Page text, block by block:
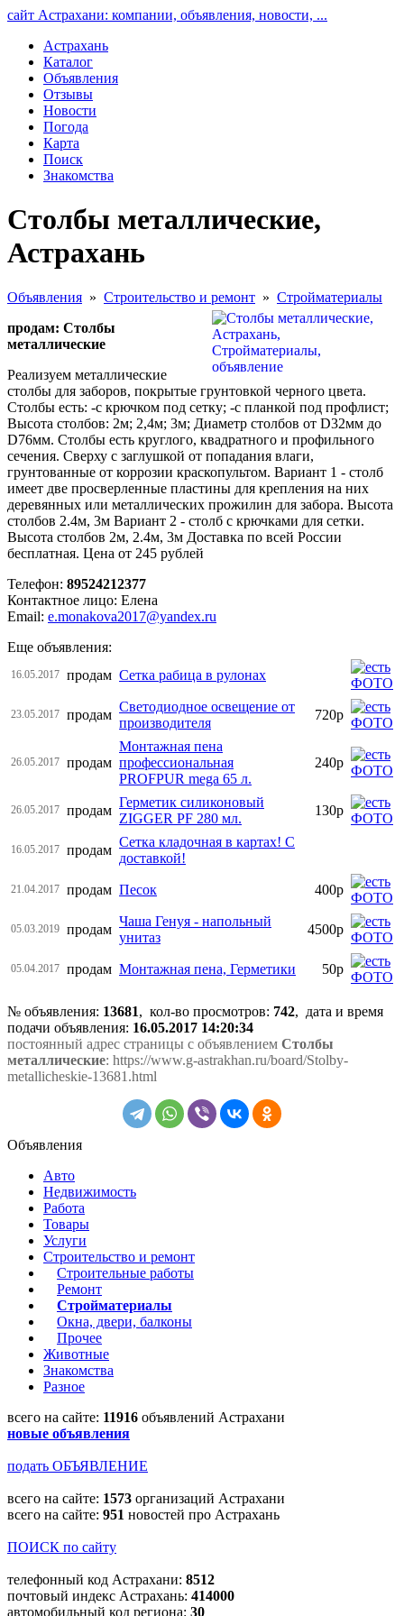
сайт Астрахани: компании, объявления, новости, ...
Астрахань
Каталог
Объявления
Отзывы
Новости
Погода
Карта
Поиск
Знакомства
Столбы металлические,
Астрахань
Объявления » Строительство и ремонт » Стройматериалы
продам: Столбы
металлические
Реализуем металлические
столбы для заборов, покрытые грунтовкой черного цвета.
Столбы есть: -с крючком под сетку; -с планкой под профлист;
Высота столбов: 2м; 2,4м; 3м; Диаметр столбов от D32мм до
D76мм. Столбы есть круглого, квадратного и профильного
сечения. Сверху с заглушкой от попадания влаги,
грунтованные от коррозии краскопультом. Вариант 1 - столб
имеет две просверленные пластины для крепления на них
деревянных или металлических прожилин для забора. Высота
столбов 2.4м, 3м Вариант 2 - столб с крючками для сетки.
Высота столбов 2м, 2.4м, 3м Доставка по всей России
бесплатная. Цена от 245 рублей
Телефон: 89524212377
Контактное лицо: Елена
Email: e.monakova2017@yandex.ru
Еще объявления:
16.05.2017 продам Сетка рабица в рулонах
23.05.2017 продам
Светодиодное освещение от
производителя
720р
26.05.2017 продам
Монтажная пена
профессиональная
PROFPUR mega 65 л.
240р
26.05.2017 продам
Герметик силиконовый
ZIGGER PF 280 мл.
130р
16.05.2017 продам
Сетка кладочная в картах! С
доставкой!
21.04.2017 продам Песок 400р
05.03.2019 продам
Чаша Генуя - напольный
унитаз
4500р
05.04.2017 продам Монтажная пена, Герметики 50р
№ объявления: 13681, кол-во просмотров: 742, дата и время
подачи объявления: 16.05.2017 14:20:34
постоянный адрес страницы с объявлением Столбы
металлические: https://www.g-astrakhan.ru/board/Stolby-
metallicheskie-13681.html
Объявления
Авто
Недвижимость
Работа
Товары
Услуги
Строительство и ремонт
Строительные работы
Ремонт
Стройматериалы
Окна, двери, балконы
Прочее
Животные
Знакомства
Разное
всего на сайте: 11916 объявлений Астрахани
новые объявления
подать ОБЪЯВЛЕНИЕ
всего на сайте: 1573 организаций Астрахани
всего на сайте: 951 новостей про Астрахань
ПОИСК по сайту
телефонный код Астрахани: 8512
почтовый индекс Астрахань: 414000
автомобильный код региона: 30